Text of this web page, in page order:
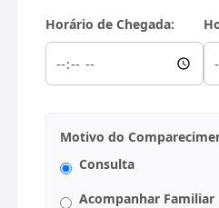
Horário de Chegada:
Motivo do
Consulta
Acompanhar Familiar